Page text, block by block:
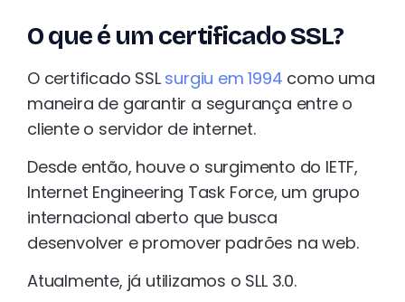
O que é um certificado SSL?
O certificado SSL surgiu em 1994 como uma
maneira de garantir a segurança entre o
cliente o servidor de internet.
Desde então, houve o surgimento do IETF,
Internet Engineering Task Force, um grupo
internacional aberto que busca
desenvolver e promover padrões na web.
Atualmente, já utilizamos o SLL 3.0.